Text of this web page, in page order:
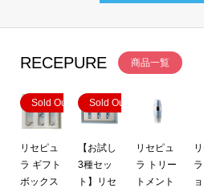
RECEPURE 商品一覧
Sold Out
リセピュ
ラ ギフト
ボックス
Sold Out
【お試し
3種セッ
ト】リセ
リセピュ
ラ トリー
トメント